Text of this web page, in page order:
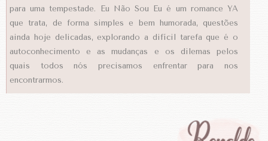
para uma tempestade. Eu Não Sou Eu é um romance YA
que trata, de forma simples e bem humorada, questões
ainda hoje delicadas, explorando a difícil tarefa que é o
autoconhecimento e as mudanças e os dilemas pelos
quais todos nós precisamos enfrentar para nos
encontrarmos.